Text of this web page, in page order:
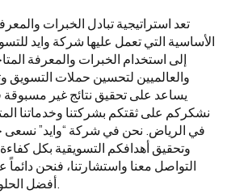
تعد استراتيجية تبادل الخبرات
الأساسية التي تعمل عليها شركة وايد
إلى استخدام الخبرات والمعرفة
والعالميين لتحسين حملات التسويق
يساعد على تحقيق نتائج غير
نشكركم على ثقتكم بشركتنا وخدماتنا
في الرياض. نحن في شركة “وايد” نسعى
وتحقيق أهدافكم التسويقية بكل كفاءة
التواصل معنا واستشارتنا، فنحن دائماً
أفضل الحلول والخدمات. شكرًا لكم.